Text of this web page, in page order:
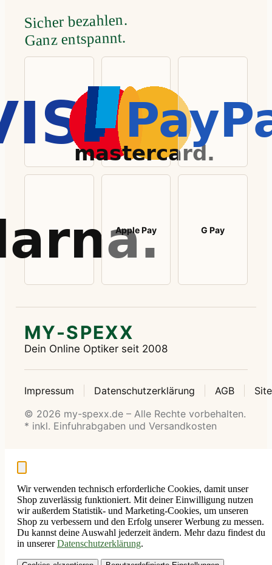
Sicher bezahlen.
Ganz entspannt.
Apple Pay G Pay
MY-SPEXX
Dein Online Optiker seit 2008
Impressum Datenschutzerklärung AGB
© 2026 my-spexx.de – Alle Rechte vorbehalten.
* inkl. Einfuhrabgaben und Versandkosten
Wir verwenden technisch erforderliche Cookies, damit unser
Shop zuverlässig funktioniert. Mit deiner Einwilligung nutzen
wir außerdem Statistik- und Marketing-Cookies, um unseren
Shop zu verbessern und den Erfolg unserer Werbung zu messen.
Du kannst deine Auswahl jederzeit ändern. Mehr dazu findest du
in unsererDatenschutzerklärung.